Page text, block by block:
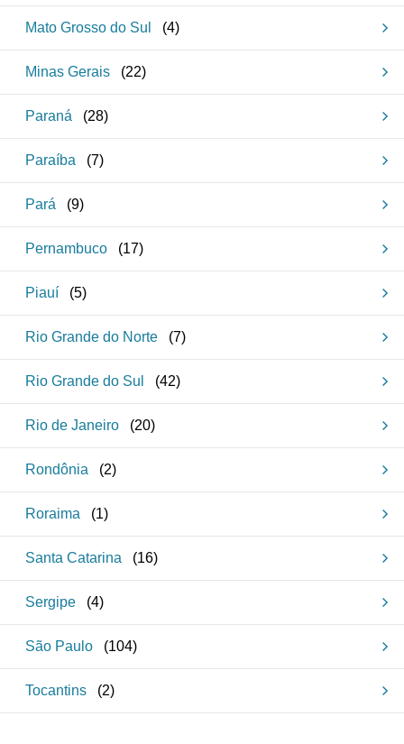
Mato Grosso do Sul (4)
Minas Gerais (22)
Paraná (28)
Paraíba (7)
Pará (9)
Pernambuco (17)
Piauí (5)
Rio Grande do Norte (7)
Rio Grande do Sul (42)
Rio de Janeiro (20)
Rondônia (2)
Roraima (1)
Santa Catarina (16)
Sergipe (4)
São Paulo (104)
Tocantins (2)